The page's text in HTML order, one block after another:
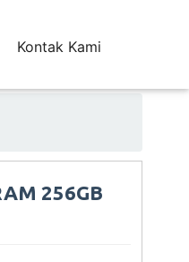
Kontak Kami
256GB